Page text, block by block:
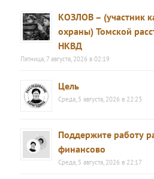
КОЗЛОВ – (участник
охраны) Томской
НКВД
Пятница, 7 августа, 2026 в 02:19
Цель
Среда, 5 августа, 2026 в 22:23
Поддержите работу
финансово
Среда, 5 августа, 2026 в 22:17